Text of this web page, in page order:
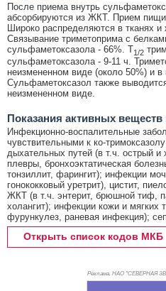
После приема внутрь
абсорбируются из ЖКТ. Прием пищи
Широко распределяются в тканях и
Связывание триметоприма с
сульфаметоксазола - 66%. T1/2
сульфаметоксазола - 9-11 ч.
неизмененном виде (около 50%) и в
Сульфаметоксазол также
неизмененном виде.
Показания активных
Инфекционно-воспалительные
чувствительными к ко-
дыхательных путей (в т.ч. острый и
плевры, бронхоэктатическая
тонзиллит, фарингит); инфекции
гонококковый уретрит), цистит,
ЖКТ (в т.ч. энтерит, брюшной тиф,
холангит); инфекции кожи и мягких
фурункулез, раневая инфекция);
Открыть список кодов МКБ
Реклама. НАО "СЕВЕРНАЯ